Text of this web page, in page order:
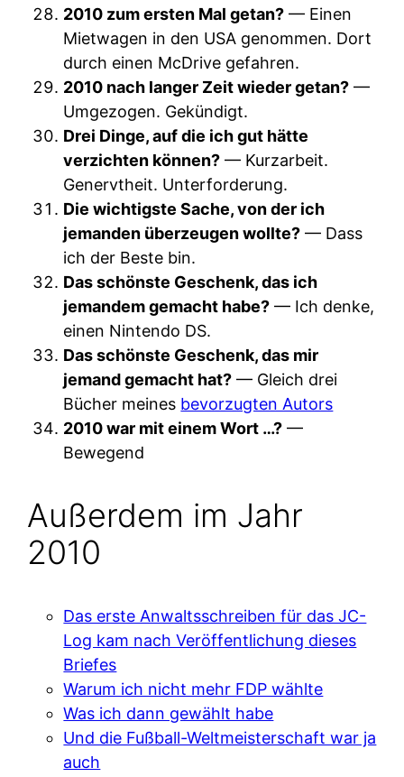
2010 zum ersten Mal getan? — Einen
Mietwagen in den USA genommen. Dort
durch einen McDrive gefahren.
2010 nach langer Zeit wieder getan? —
Umgezogen. Gekündigt.
Drei Dinge, auf die ich gut hätte
verzichten können? — Kurzarbeit.
Genervtheit. Unterforderung.
Die wichtigste Sache, von der ich
jemanden überzeugen wollte? — Dass
ich der Beste bin.
Das schönste Geschenk, das ich
jemandem gemacht habe? — Ich denke,
einen Nintendo DS.
Das schönste Geschenk, das mir
jemand gemacht hat? — Gleich drei
Bücher meines bevorzugten Autors
2010 war mit einem Wort …? —
Bewegend
Außerdem im Jahr
2010
Das erste Anwaltsschreiben für das JC-
Log kam nach Veröffentlichung dieses
Briefes
Warum ich nicht mehr FDP wählte
Was ich dann gewählt habe
Und die Fußball-Weltmeisterschaft war ja
auch